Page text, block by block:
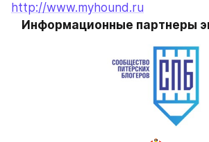
http://www.myhound.ru
Информационные партнеры